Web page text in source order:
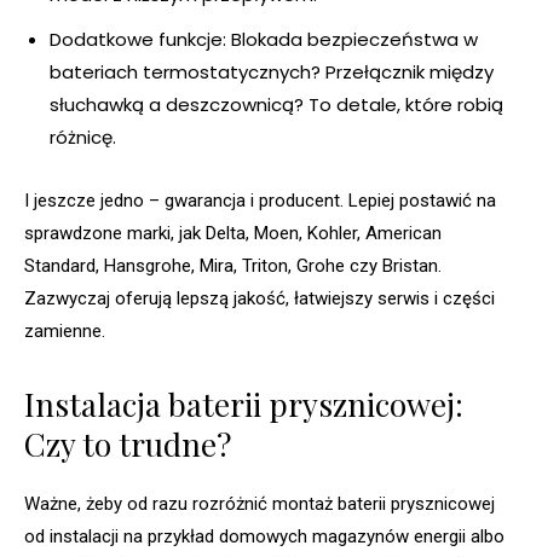
Dodatkowe funkcje: Blokada bezpieczeństwa w
bateriach termostatycznych? Przełącznik między
słuchawką a deszczownicą? To detale, które robią
różnicę.
I jeszcze jedno – gwarancja i producent. Lepiej postawić na
sprawdzone marki, jak Delta, Moen, Kohler, American
Standard, Hansgrohe, Mira, Triton, Grohe czy Bristan.
Zazwyczaj oferują lepszą jakość, łatwiejszy serwis i części
zamienne.
Instalacja baterii prysznicowej:
Czy to trudne?
Ważne, żeby od razu rozróżnić montaż baterii prysznicowej
od instalacji na przykład domowych magazynów energii albo